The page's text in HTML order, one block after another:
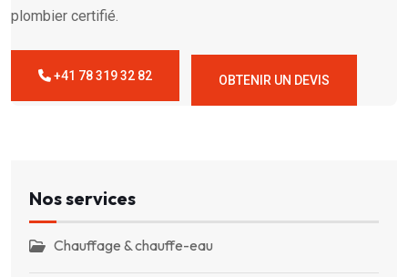
plombier certifié.
+41 78 319 32 82 OBTENIR UN DEVIS
Nos services
Chauffage & chauffe-eau